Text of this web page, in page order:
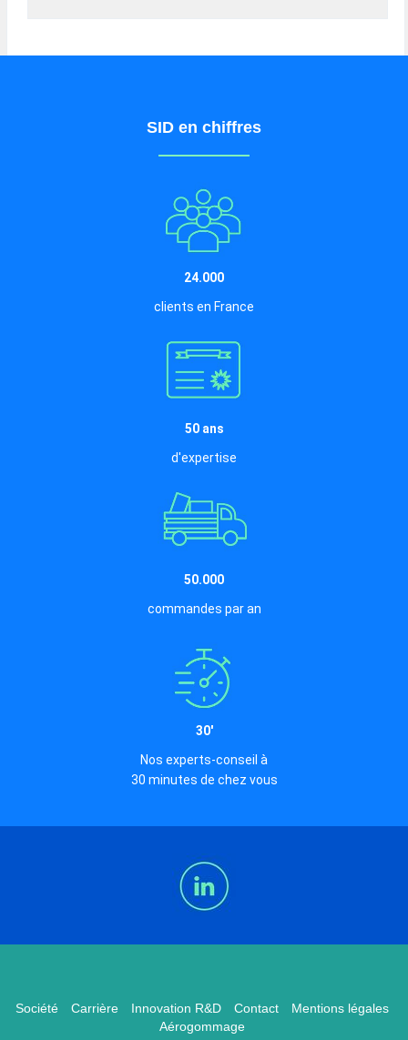
SID en chiffres
24.000
clients en France
50 ans
d'expertise
50.000
commandes par an
30'
Nos experts-conseil à
30 minutes de chez vous
Société Carrière Innovation R&D Contact
Mentions légales
Aérogommage